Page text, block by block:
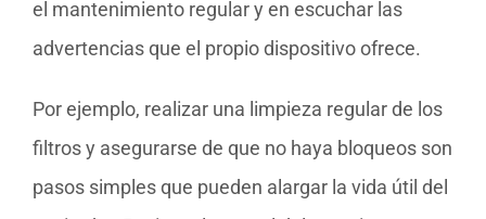
el mantenimiento regular y en escuchar las
advertencias que el propio dispositivo ofrece.
Por ejemplo, realizar una limpieza regular de los
filtros y asegurarse de que no haya bloqueos son
pasos simples que pueden alargar la vida útil del